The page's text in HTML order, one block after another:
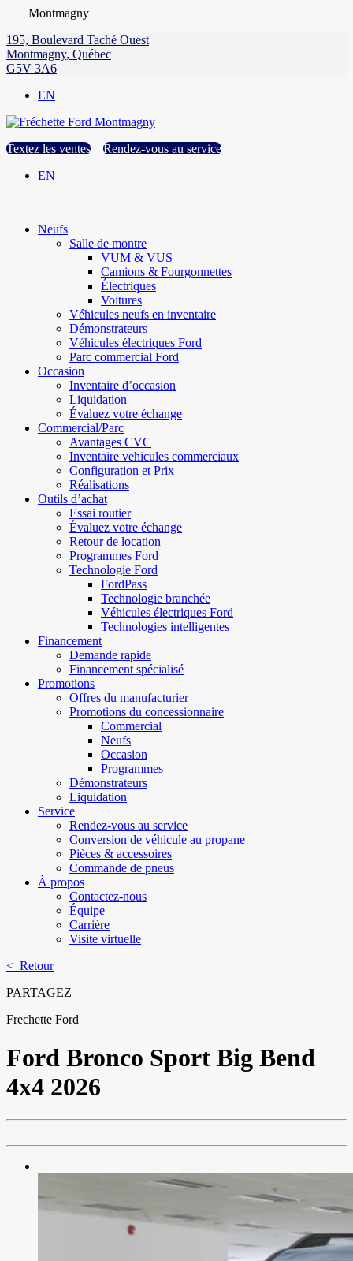
Montmagny
195, Boulevard Taché Ouest
Montmagny, Québec
G5V 3A6
EN
Textez les ventes
Rendez-vous au service
EN
Neufs
Salle de montre
VUM & VUS
Camions & Fourgonnettes
Électriques
Voitures
Véhicules neufs en inventaire
Démonstrateurs
Véhicules électriques Ford
Parc commercial Ford
Occasion
Inventaire d’occasion
Liquidation
Évaluez votre échange
Commercial/Parc
Avantages CVC
Inventaire vehicules commerciaux
Configuration et Prix
Réalisations
Outils d’achat
Essai routier
Évaluez votre échange
Retour de location
Programmes Ford
Technologie Ford
FordPass
Technologie branchée
Véhicules électriques Ford
Technologies intelligentes
Financement
Demande rapide
Financement spécialisé
Promotions
Offres du manufacturier
Promotions du concessionnaire
Commercial
Neufs
Occasion
Programmes
Démonstrateurs
Liquidation
Service
Rendez-vous au service
Conversion de véhicule au propane
Pièces & accessoires
Commande de pneus
À propos
Contactez-nous
Équipe
Carrière
Visite virtuelle
< Retour
PARTAGEZ
Frechette Ford
Ford Bronco Sport Big Bend
4x4 2026